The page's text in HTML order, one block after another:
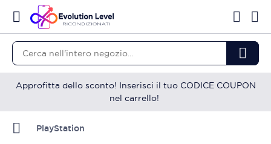
Approfitta dello sconto! Inserisci il tuo CODICE COUPON
nel carrello!
PlayStation